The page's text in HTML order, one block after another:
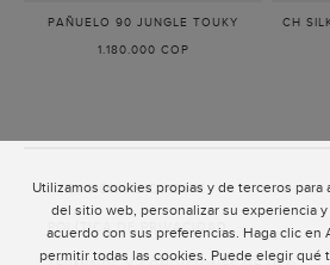
Utilizamos cookies propias y de terceros
del sitio web, personalizar su experiencia
acuerdo con sus preferencias. Haga clic en
permitir todas las cookies. Puede elegir qué
PAÑUELO 90 JUNGLE TOUKY
1.180.000 COP
CH
ATENCIÓN AL CLIENTE
POLÍTICA DE PRIVACIDAD